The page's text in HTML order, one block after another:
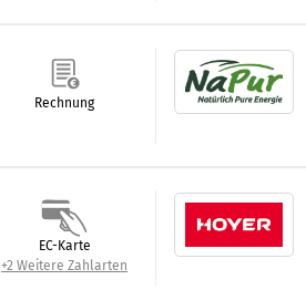
Rechnung
EC-Karte
+2 Weitere Zahlarten